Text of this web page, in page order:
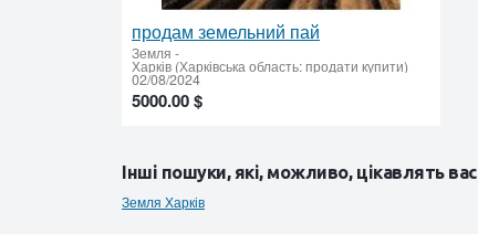
продам земельний пай
Земля -
Харків (Харківська область: продати купити)
02/08/2024
5000.00 $
Інші пошуки, які, можливо, цікавлять вас
Земля Харків